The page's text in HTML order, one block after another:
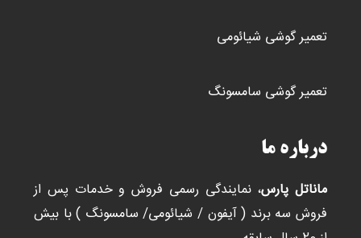
تعمیر گوشی شیائومی
تعمیر گوشی سامسونگ
درباره ما
ماناتل پارس، نمایندگی رسمی فروش و خدمات پس از
فروش سه برند ( آیفون / شیائومی/ سامسونگ ) با بیش